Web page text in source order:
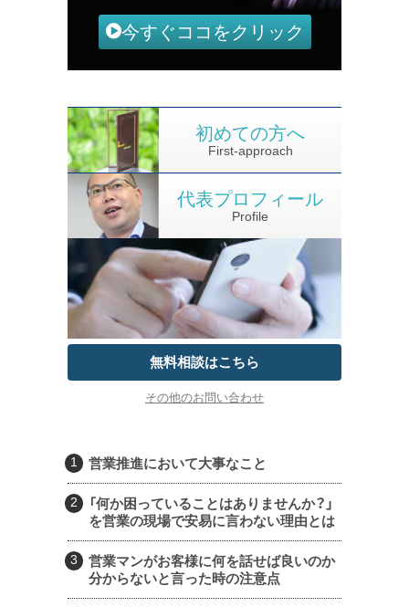
今すぐココをクリック
First-approach
初めての方へ
Profile
代表プロフィール
無料相談はこちら
その他のお問い合わせ
営業推進において大事なこと
「何か困っていることはありませんか？」
を営業の現場で安易に言わない理由とは
営業マンがお客様に何を話せば良いのか
分からないと言った時の注意点